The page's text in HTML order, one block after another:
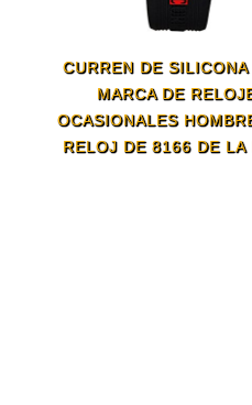
CURREN DE
MARCA DE
OCASIONALES
RELOJ DE 8166 DE LA